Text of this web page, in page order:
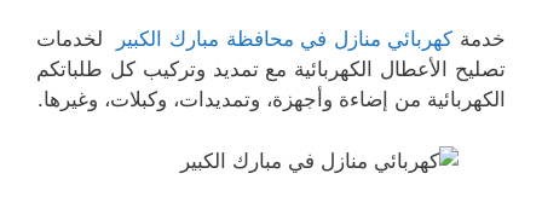
خدمة كهربائي منازل في محافظة مبارك الكبير
لخدمات
تصليح الأعطال الكهربائية مع تمديد وتركيب كل طلباتكم
الكهربائية من إضاءة وأجهزة، وتمديدات، وكبلات، وغيرها.